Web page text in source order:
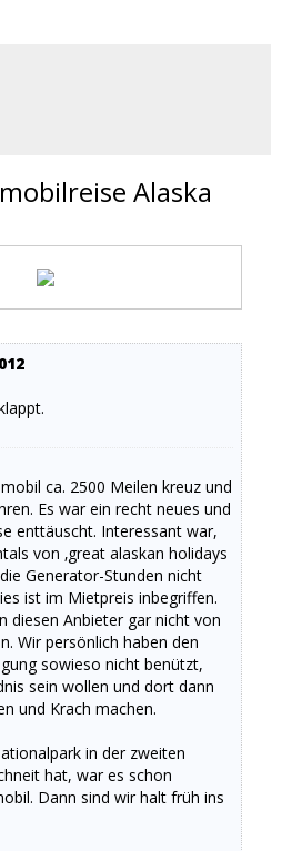
Alaska
ca. 2500 Meilen kreuz und
Es war ein recht neues und
enttäuscht. Interessant war,
von ‚great alaskan holidays
Generator-Stunden nicht
ist im Mietpreis inbegriffen.
diesen Anbieter gar nicht von
Wir persönlich haben den
sowieso nicht benützt,
sein wollen und dort dann
und Krach machen.
in der zweiten
hat, war es schon
Dann sind wir halt früh ins